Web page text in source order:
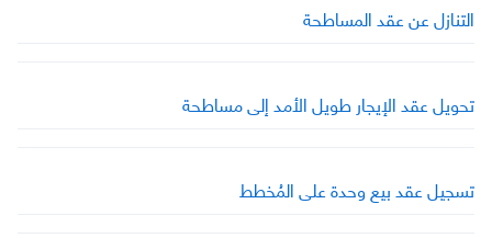
التنازل عن عقد المساطحة
تحويل عقد الإيجار طويل الأمد إلى مساطحة
تسجيل عقد بيع وحدة على المُخطط